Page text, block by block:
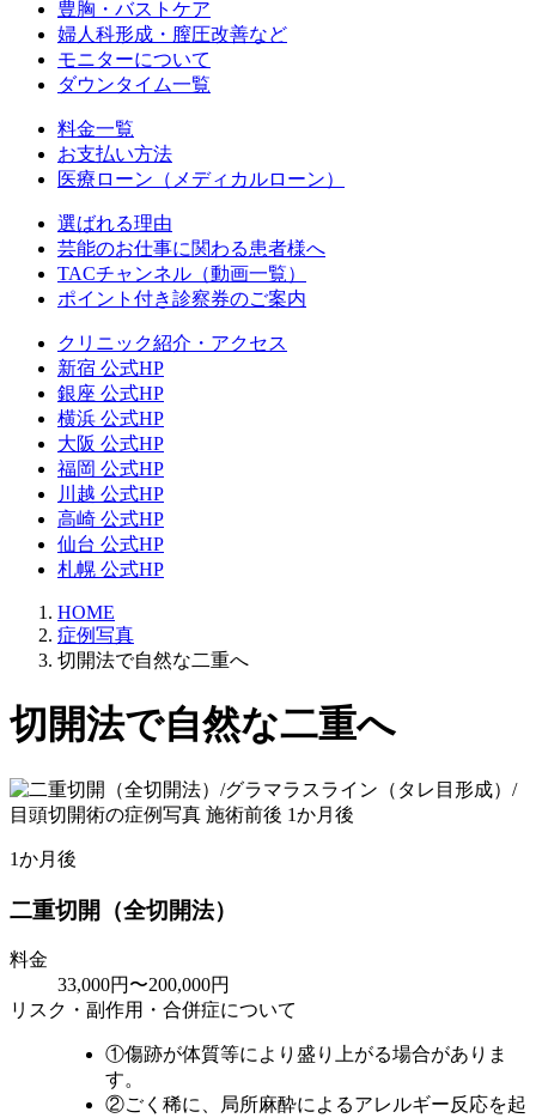
豊胸・バストケア
婦人科形成・膣圧改善など
モニターについて
ダウンタイム一覧
料金一覧
お支払い方法
医療ローン（メディカルローン）
選ばれる理由
芸能のお仕事に関わる患者様へ
TACチャンネル（動画一覧）
ポイント付き診察券のご案内
クリニック紹介・アクセス
新宿 公式HP
銀座 公式HP
横浜 公式HP
大阪 公式HP
福岡 公式HP
川越 公式HP
高崎 公式HP
仙台 公式HP
札幌 公式HP
HOME
症例写真
切開法で自然な二重へ
切開法で自然な二重へ
1か月後
二重切開（全切開法）
料金
33,000円〜200,000円
リスク・副作用・合併症について
①傷跡が体質等により盛り上がる場合がありま
す。
②ごく稀に、局所麻酔によるアレルギー反応を起